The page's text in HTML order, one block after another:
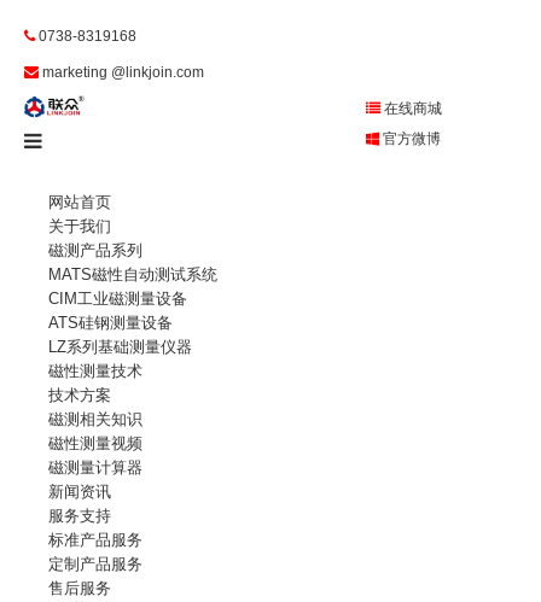
0738-8319168
marketing @linkjoin.com
在线商城
官方微博
网站首页
关于我们
磁测产品系列
MATS磁性自动测试系统
CIM工业磁测量设备
ATS硅钢测量设备
LZ系列基础测量仪器
磁性测量技术
技术方案
磁测相关知识
磁性测量视频
磁测量计算器
新闻资讯
服务支持
标准产品服务
定制产品服务
售后服务